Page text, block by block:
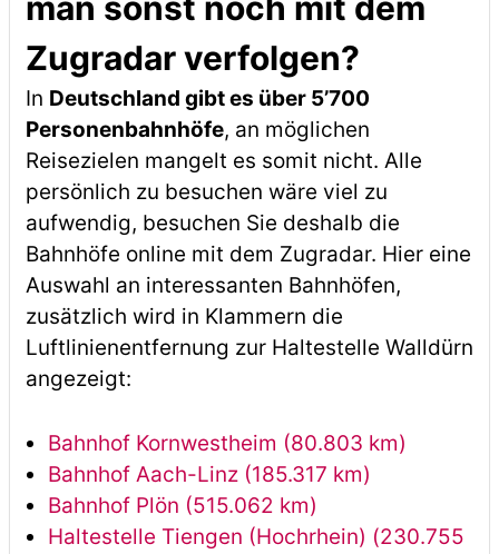
Zugradar verfolgen?
In Deutschland gibt es über 5’700
Personenbahnhöfe, an möglichen
Reisezielen mangelt es somit nicht. Alle
persönlich zu besuchen wäre viel zu
aufwendig, besuchen Sie deshalb die
Bahnhöfe online mit dem Zugradar. Hier eine
Auswahl an interessanten Bahnhöfen,
zusätzlich wird in Klammern die
Luftlinienentfernung zur Haltestelle Walldürn
angezeigt:
Bahnhof Kornwestheim (80.803 km)
Bahnhof Aach-Linz (185.317 km)
Bahnhof Plön (515.062 km)
Haltestelle Tiengen (Hochrhein) (230.755